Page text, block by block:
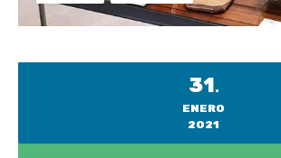
31.
ENERO
2021